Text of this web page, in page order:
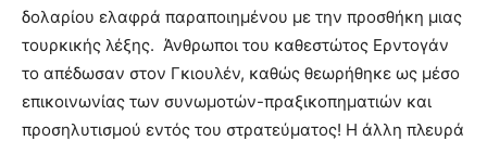
δολαρίου ελαφρά παραποιημένου με την προσθήκη μιας
τουρκικής λέξης. Άνθρωποι του καθεστώτος Ερντογάν
το απέδωσαν στον Γκιουλέν, καθώς θεωρήθηκε ως μέσο
επικοινωνίας των συνωμοτών-πραξικοπηματιών και
προσηλυτισμού εντός του στρατεύματος! Η άλλη πλευρά